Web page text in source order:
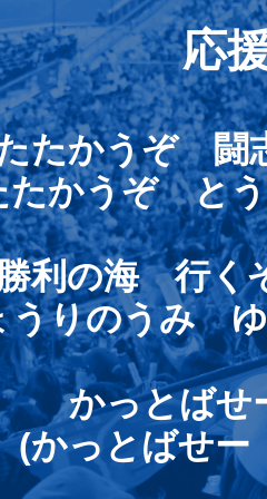
応
たかうぞ 闘
たかうぞ と
利の海 行く
うりのうみ
かっとば
(かっとばせ